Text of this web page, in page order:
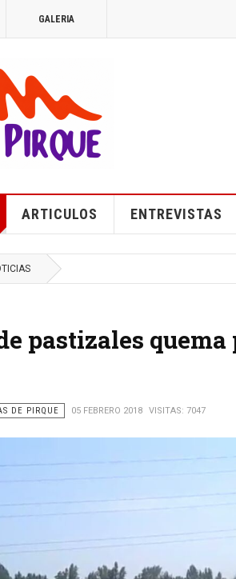
GALERIA
ARTICULOS ENTREVISTAS
pastizales
DE PIRQUE 05 FEBRERO 2018 VISITAS: 7047